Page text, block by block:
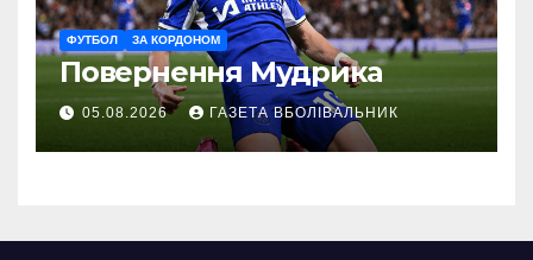
ФУТБОЛ ЗА КОРДОНОМ
Повернення Мудрика
05.08.2026 ГАЗЕТА ВБОЛІВАЛЬНИК